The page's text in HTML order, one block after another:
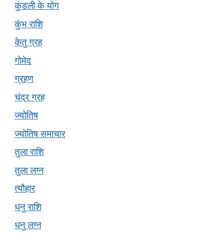
कुंडली के योग
कुंभ राशि
केतु ग्रह
गोमेद
ग्रहण
चंद्र ग्रह
ज्योतिष
ज्योतिष समाचार
तुला राशि
तुला लग्न
त्यौहार
धनु राशि
धनु लग्न